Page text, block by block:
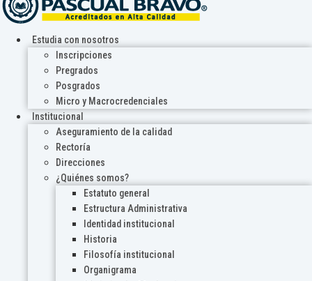
Estudia con nosotros
Inscripciones
Pregrados
Posgrados
Micro y Macrocredenciales
Institucional
Aseguramiento de la calidad
Rectoría
Direcciones
¿Quiénes somos?
Estatuto general
Estructura Administrativa
Identidad institucional
Historia
Filosofía institucional
Organigrama